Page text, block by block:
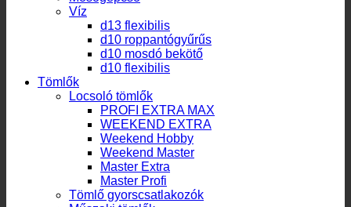
Víz
d13 flexibilis
d10 roppantógyűrűs
d10 mosdó bekötő
d10 flexibilis
Tömlők
Locsoló tömlők
PROFI EXTRA MAX
WEEKEND EXTRA
Weekend Hobby
Weekend Master
Master Extra
Master Profi
Tömlő gyorscsatlakozók